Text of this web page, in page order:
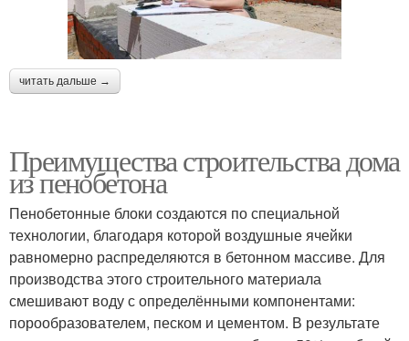
читать дальше →
Преимущества строительства дома
из пенобетона
Пенобетонные блоки создаются по специальной
технологии, благодаря которой воздушные ячейки
равномерно распределяются в бетонном массиве. Для
производства этого строительного материала
смешивают воду с определёнными компонентами:
порообразователем, песком и цементом. В результате